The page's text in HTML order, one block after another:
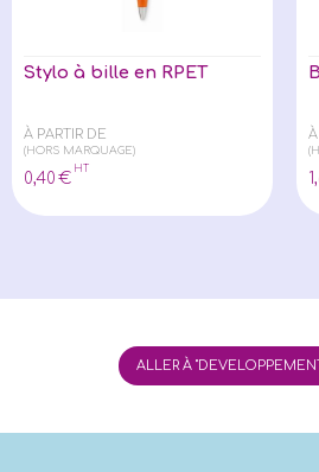
Stylo à bille en RPET
À PARTIR DE
(HORS MARQUAGE)
0,40 €
HT
1
ALLER À